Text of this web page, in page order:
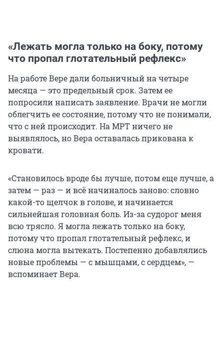
«Лежать могла только на боку, потому
что пропал глотательный рефлекс»
На работе Вере дали больничный на четыре
месяца — это предельный срок. Затем ее
попросили написать заявление. Врачи не могли
облегчить ее состояние, потому что не понимали,
что с ней происходит. На МРТ ничего не
выявлялось, но Вера оставалась прикована к
кровати.
«Становилось вроде бы лучше, потом еще лучше, а
затем — раз — и всё начиналось заново: словно
какой-то щелчок в голове, и начинается
сильнейшая головная боль. Из-за судорог меня
всю трясло. Я могла лежать только на боку,
потому что пропал глотательный рефлекс, и
слюна могла вытекать. Постепенно добавлялись
новые проблемы — с мышцами, с сердцем», —
вспоминает Вера.